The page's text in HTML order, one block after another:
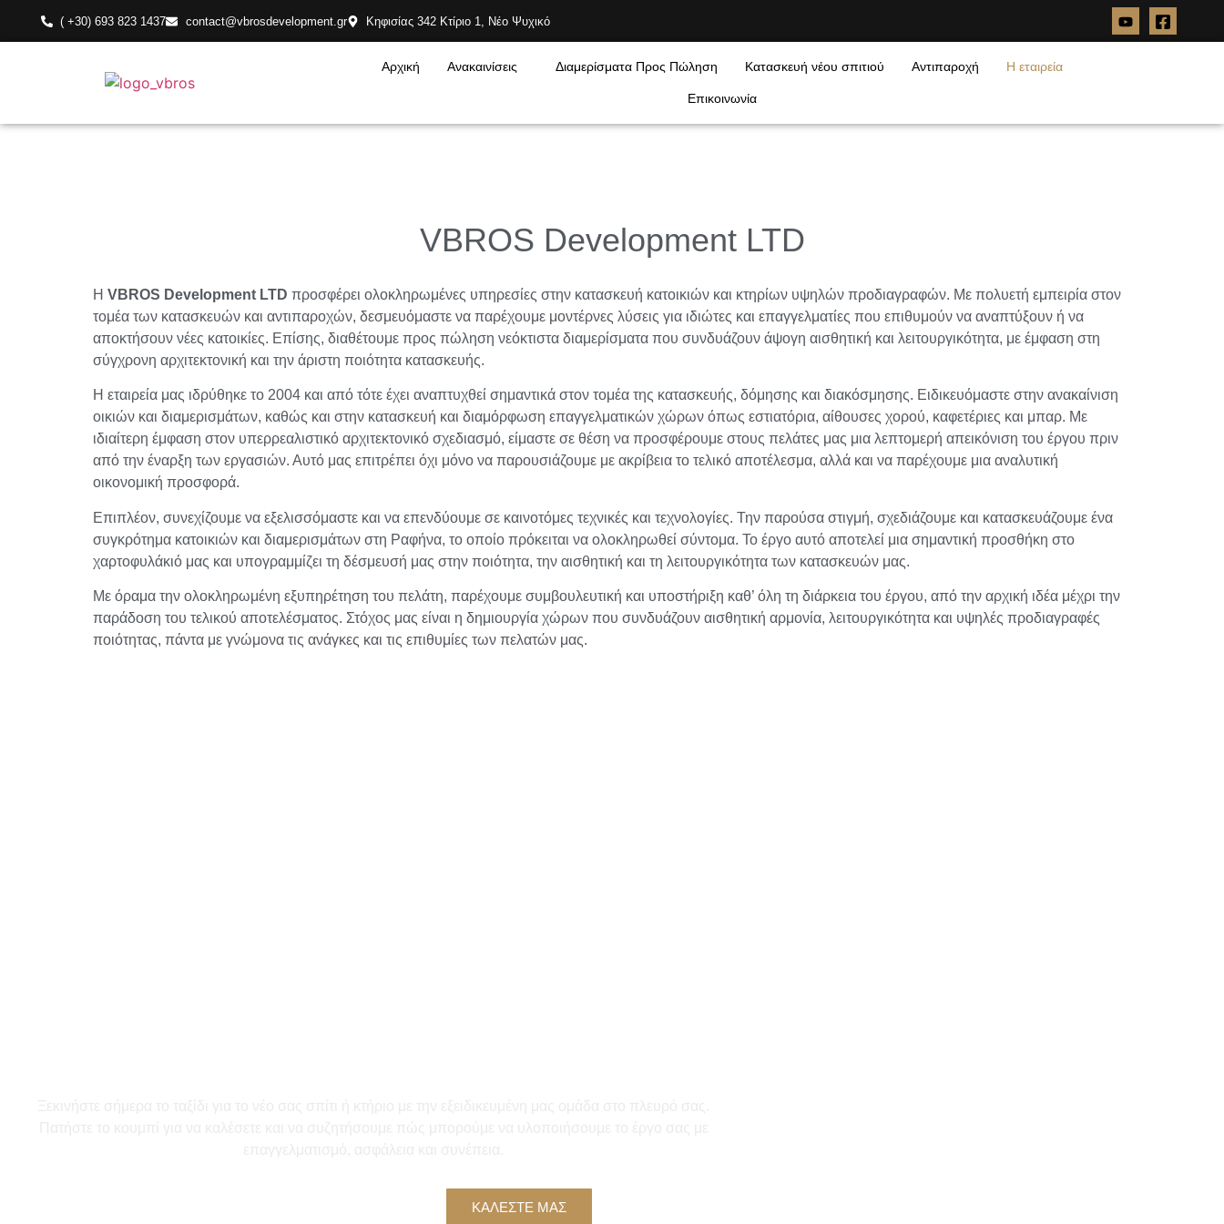
( +30) 693 823 1437 contact@vbrosdevelopment.gr Κηφισίας 342 Κτίριο 1, Νέο Ψυχικό
Αρχική Ανακαινίσεις Διαμερίσματα Προς Πώληση Κατασκευή νέου σπιτιού Αντιπαροχή Η εταιρεία
Επικοινωνία
VBROS Development LTD
Η VBROS Development LTD προσφέρει ολοκληρωμένες υπηρεσίες στην κατασκευή κατοικιών και κτηρίων υψηλών προδιαγραφών. Με πολυετή εμπειρία στον
τομέα των κατασκευών και αντιπαροχών, δεσμευόμαστε να παρέχουμε μοντέρνες λύσεις για ιδιώτες και επαγγελματίες που επιθυμούν να αναπτύξουν ή να
αποκτήσουν νέες κατοικίες. Επίσης, διαθέτουμε προς πώληση νεόκτιστα διαμερίσματα που συνδυάζουν άψογη αισθητική και λειτουργικότητα, με έμφαση στη
σύγχρονη αρχιτεκτονική και την άριστη ποιότητα κατασκευής.
Η εταιρεία μας ιδρύθηκε το 2004 και από τότε έχει αναπτυχθεί σημαντικά στον τομέα της κατασκευής, δόμησης και διακόσμησης. Ειδικευόμαστε στην ανακαίνιση
οικιών και διαμερισμάτων, καθώς και στην κατασκευή και διαμόρφωση επαγγελματικών χώρων όπως εστιατόρια, αίθουσες χορού, καφετέριες και μπαρ. Με
ιδιαίτερη έμφαση στον υπερρεαλιστικό αρχιτεκτονικό σχεδιασμό, είμαστε σε θέση να προσφέρουμε στους πελάτες μας μια λεπτομερή απεικόνιση του έργου πριν
από την έναρξη των εργασιών. Αυτό μας επιτρέπει όχι μόνο να παρουσιάζουμε με ακρίβεια το τελικό αποτέλεσμα, αλλά και να παρέχουμε μια αναλυτική
οικονομική προσφορά.
Επιπλέον, συνεχίζουμε να εξελισσόμαστε και να επενδύουμε σε καινοτόμες τεχνικές και τεχνολογίες. Την παρούσα στιγμή, σχεδιάζουμε και κατασκευάζουμε ένα
συγκρότημα κατοικιών και διαμερισμάτων στη Ραφήνα, το οποίο πρόκειται να ολοκληρωθεί σύντομα. Το έργο αυτό αποτελεί μια σημαντική προσθήκη στο
χαρτοφυλάκιό μας και υπογραμμίζει τη δέσμευσή μας στην ποιότητα, την αισθητική και τη λειτουργικότητα των κατασκευών μας.
Με όραμα την ολοκληρωμένη εξυπηρέτηση του πελάτη, παρέχουμε συμβουλευτική και υποστήριξη καθ’ όλη τη διάρκεια του έργου, από την αρχική ιδέα μέχρι την
παράδοση του τελικού αποτελέσματος. Στόχος μας είναι η δημιουργία χώρων που συνδυάζουν αισθητική αρμονία, λειτουργικότητα και υψηλές προδιαγραφές
ποιότητας, πάντα με γνώμονα τις ανάγκες και τις επιθυμίες των πελατών μας.
ΚΑΛΕΣΤΕ ΜΑΣ